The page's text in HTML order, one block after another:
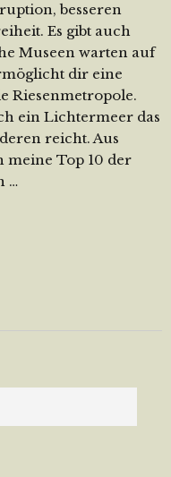
besseren
Es gibt auch
Museen warten auf
dir eine
Riesenmetropole.
ein Lichtermeer das
reicht. Aus
meine Top 10 der
…